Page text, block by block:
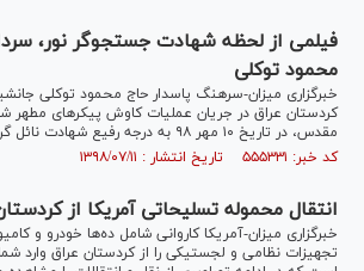
فیلمی از لحظه شهادت جستجوگر نور،
محمود توکلی
خبرگزاری میزان-سرهنگ پاسدار حاج محمود توکلی
کردستان عراق در جریان عملیات کاوش پیکر‌های مطهر
مقدس، در تاریخ ۱۰ مهر ۹۸ به درجه رفیع شهادت نائل گردید.
کد خبر: ۵۵۵۳۳۱ تاریخ انتشار : ۱۳۹۸/۰۷/۱۱
انتقال محموله تسلیحاتی آمریکا از
خبرگزاری میزان-آمریکا کاروانی شامل ده‌ها خودرو و
تجهیزات نظامی و لجستیکی را از کردستان عراق وارد